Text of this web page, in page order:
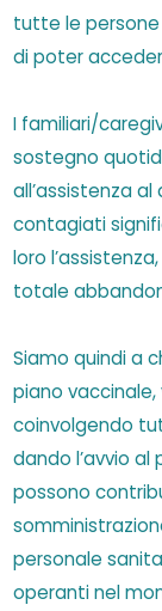
tutte le persone
di poter
I familiari/
sostegno
all’assistenza
contagiati
loro
totale
Siamo quindi a
piano
coinvolgendo
dando l’avvio
possono
personale
operanti nel